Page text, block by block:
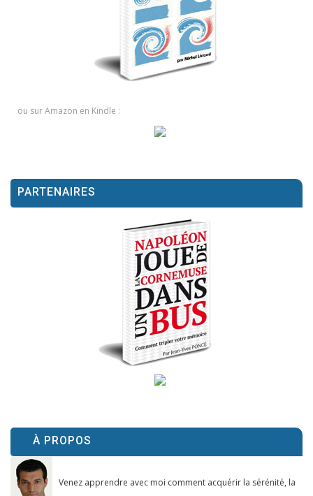
ou sur Amazon en Kindle :
PARTENAIRES
À PROPOS
Venez apprendre avec moi comment acquérir la sérénité, la